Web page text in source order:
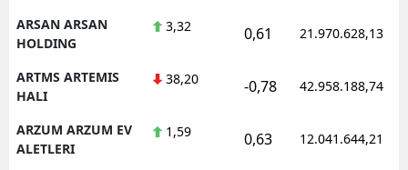
ARSAN ARSAN
HOLDING
3,32 0,61 21.970.628,13
ARTMS ARTEMIS
HALI
38,20 -0,78 42.958.188,74
ARZUM ARZUM EV
ALETLERI
1,59 0,63 12.041.644,21